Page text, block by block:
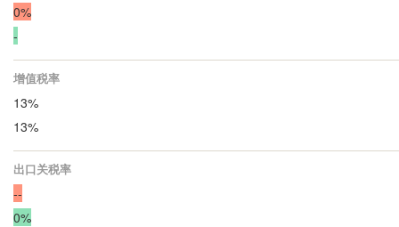
0%
-
增值税率
13%
13%
出口关税率
--
0%